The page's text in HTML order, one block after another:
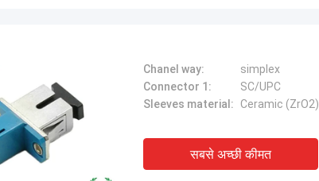
Chanel way:
simplex
Connector 1:
SC/UPC
Sleeves material:
Ceramic (ZrO2)
सबसे अच्छी कीमत